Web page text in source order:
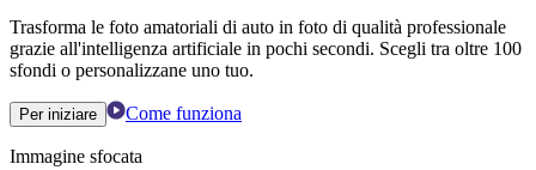
Trasforma le foto amatoriali di auto in foto di qualità professionale
grazie all'intelligenza artificiale in pochi secondi. Scegli tra oltre 100
sfondi o personalizzane uno tuo.
Per iniziare Come funziona
Immagine sfocata